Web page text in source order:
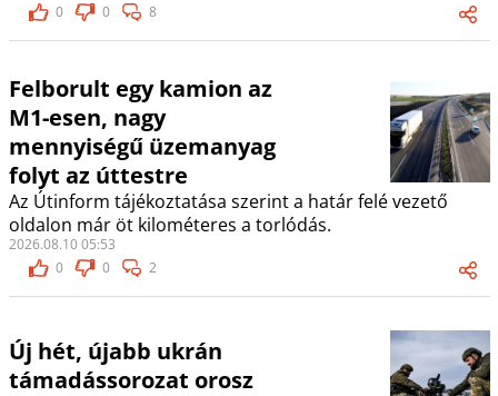
0
0 8
Felborult egy kamion az
M1-esen, nagy
mennyiségű üzemanyag
folyt az úttestre
Az Útinform tájékoztatása szerint a határ felé vezető
oldalon már öt kilométeres a torlódás.
2026.08.10 05:53
0
0 2
Új hét, újabb ukrán
támadássorozat orosz